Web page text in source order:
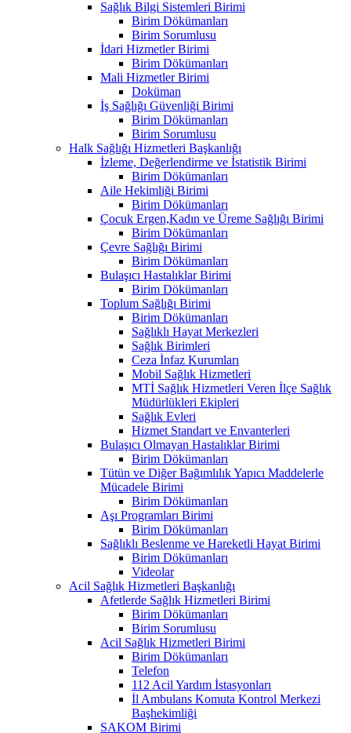
Sağlık Bilgi Sistemleri Birimi
Birim Dökümanları
Birim Sorumlusu
İdari Hizmetler Birimi
Birim Dökümanları
Mali Hizmetler Birimi
Doküman
İş Sağlığı Güvenliği Birimi
Birim Dökümanları
Birim Sorumlusu
Halk Sağlığı Hizmetleri Başkanlığı
İzleme, Değerlendirme ve İstatistik Birimi
Birim Dökümanları
Aile Hekimliği Birimi
Birim Dökümanları
Çocuk Ergen,Kadın ve Üreme Sağlığı Birimi
Birim Dökümanları
Çevre Sağlığı Birimi
Birim Dökümanları
Bulaşıcı Hastalıklar Birimi
Birim Dökümanları
Toplum Sağlığı Birimi
Birim Dökümanları
Sağlıklı Hayat Merkezleri
Sağlık Birimleri
Ceza İnfaz Kurumları
Mobil Sağlık Hizmetleri
MTİ Sağlık Hizmetleri Veren İlçe Sağlık
Müdürlükleri Ekipleri
Sağlık Evleri
Hizmet Standart ve Envanterleri
Bulaşıcı Olmayan Hastalıklar Birimi
Birim Dökümanları
Tütün ve Diğer Bağımlılık Yapıcı Maddelerle
Mücadele Birimi
Birim Dökümanları
Aşı Programları Birimi
Birim Dökümanları
Sağlıklı Beslenme ve Hareketli Hayat Birimi
Birim Dökümanları
Videolar
Acil Sağlık Hizmetleri Başkanlığı
Afetlerde Sağlık Hizmetleri Birimi
Birim Dökümanları
Birim Sorumlusu
Acil Sağlık Hizmetleri Birimi
Birim Dökümanları
Telefon
112 Acil Yardım İstasyonları
İl Ambulans Komuta Kontrol Merkezi
Başhekimliği
SAKOM Birimi